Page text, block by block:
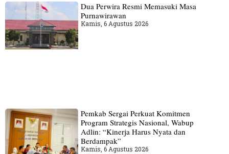
Dua Perwira Resmi Memasuki Masa
Purnawirawan
Kamis, 6 Agustus 2026
Pemkab Sergai Perkuat Komitmen
Program Strategis Nasional, Wabup
Adlin: “Kinerja Harus Nyata dan
Berdampak”
Kamis, 6 Agustus 2026